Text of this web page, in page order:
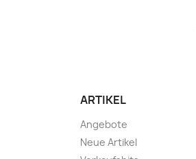
ARTIKEL
Angebote
Neue Artikel